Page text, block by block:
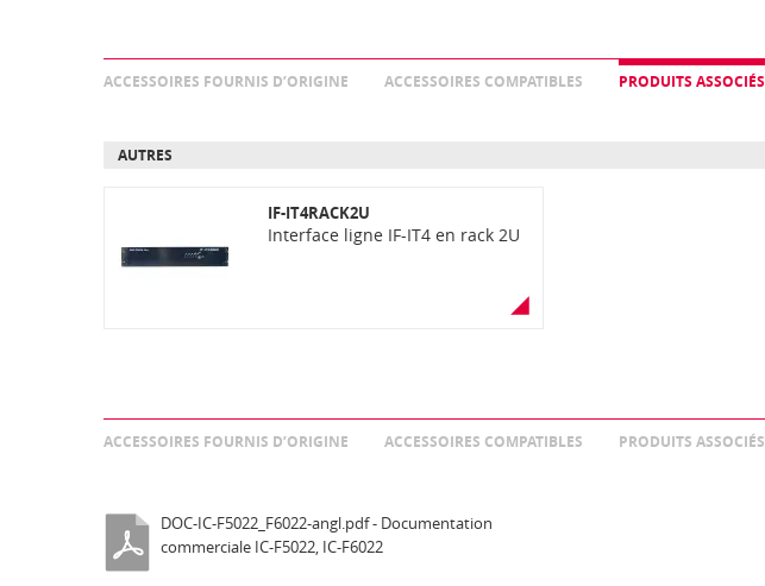
ACCESSOIRES FOURNIS D’ORIGINE ACCESSOIRES COMPATIBLES PRODUITS ASSOCIÉS
AUTRES
IF-IT4RACK2U
Interface ligne IF-IT4 en rack 2U
ACCESSOIRES FOURNIS D’ORIGINE ACCESSOIRES COMPATIBLES PRODUITS ASSOCIÉS
DOC-IC-F5022_F6022-angl.pdf - Documentation
commerciale IC-F5022, IC-F6022